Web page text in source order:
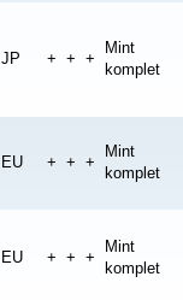
JP + + +
Mint
komplet
EU + + +
Mint
komplet
EU + + +
Mint
komplet